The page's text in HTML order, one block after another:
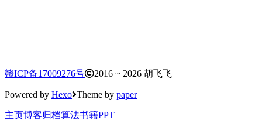
赣ICP备17009276号 2016 ~ 2026 胡飞飞
Powered by Hexo Theme by paper
主页博客归档算法书籍PPT